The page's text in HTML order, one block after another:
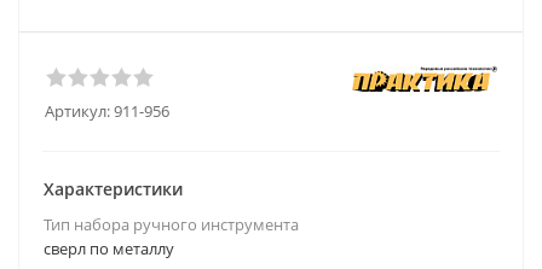
Артикул:911-956
Характеристики
Тип набора ручного инструмента
сверл по металлу